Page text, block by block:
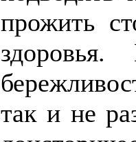
прожить
так и не